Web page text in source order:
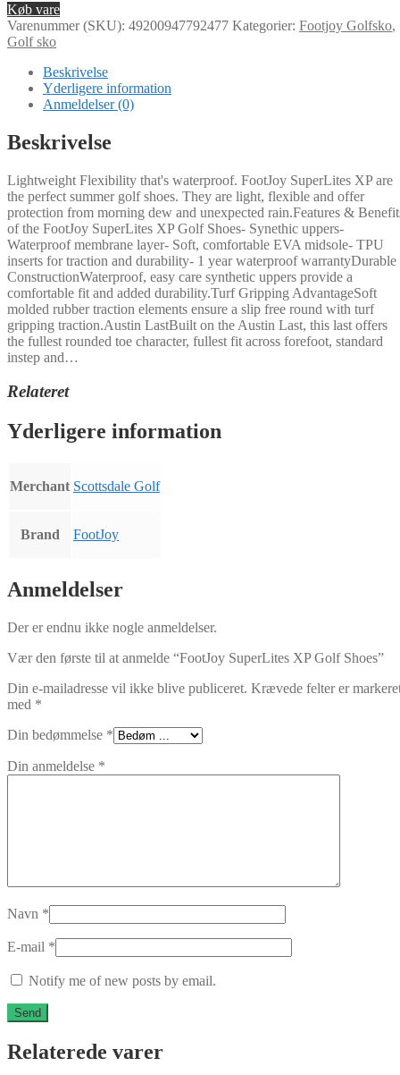
Køb vare
Varenummer (SKU): 49200947792477 Kategorier: Footjoy Golfsko,
Golf sko
Beskrivelse
Yderligere information
Anmeldelser (0)
Beskrivelse
Lightweight Flexibility that's waterproof. FootJoy SuperLites XP are
the perfect summer golf shoes. They are light, flexible and offer
protection from morning dew and unexpected rain.Features &
of the FootJoy SuperLites XP Golf Shoes- Synethic uppers-
Waterproof membrane layer- Soft, comfortable EVA midsole- TPU
inserts for traction and durability- 1 year waterproof warrantyDurable
ConstructionWaterproof, easy care synthetic uppers provide a
comfortable fit and added durability.Turf Gripping AdvantageSoft
molded rubber traction elements ensure a slip free round with turf
gripping traction.Austin LastBuilt on the Austin Last, this last offers
the fullest rounded toe character, fullest fit across forefoot, standard
instep and…
Relateret
Yderligere information
Merchant Scottsdale Golf
Brand FootJoy
Anmeldelser
Der er endnu ikke nogle anmeldelser.
Vær den første til at anmelde “FootJoy SuperLites XP Golf Shoes”
Din e-mailadresse vil ikke blive publiceret. Krævede felter er
med *
Din bedømmelse *
Din anmeldelse *
Navn *
E-mail *
Notify me of new posts by email.
Relaterede varer